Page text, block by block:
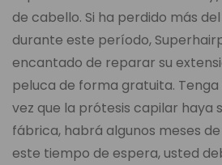
de cabello. Si ha perdido más del
durante este período,
encantado de reparar su
peluca de forma gratuita.
vez que la prótesis capilar haya
fábrica, habrá algunos meses
este tiempo de espera, usted